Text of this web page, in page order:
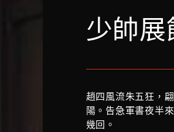
少帥展
趙四風流朱五狂，
陽。告急軍書夜半
幾回。